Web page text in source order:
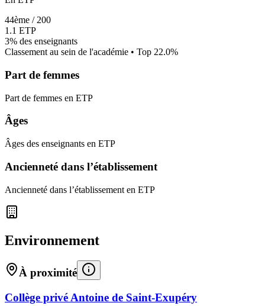
44ème / 200
1.1 ETP
3% des enseignants
Classement au sein de l'académie • Top 22.0%
Part de femmes
Part de femmes en ETP
Âges
Âges des enseignants en ETP
Ancienneté dans l’établissement
Ancienneté dans l’établissement en ETP
Environnement
À proximité
Collège privé Antoine de Saint-Exupéry